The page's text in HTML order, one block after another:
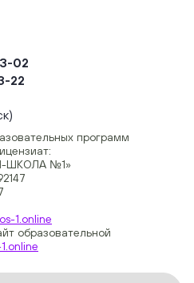
02
22
программ
ШКОЛА №1»
1.online
образовательной